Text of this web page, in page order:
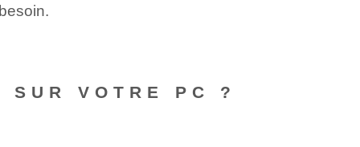
SUR VOTRE PC ?